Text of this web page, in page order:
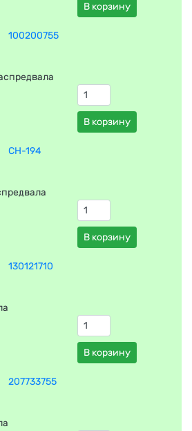
В корзину
100200755
В корзину
CH-194
В корзину
130121710
В корзину
207733755